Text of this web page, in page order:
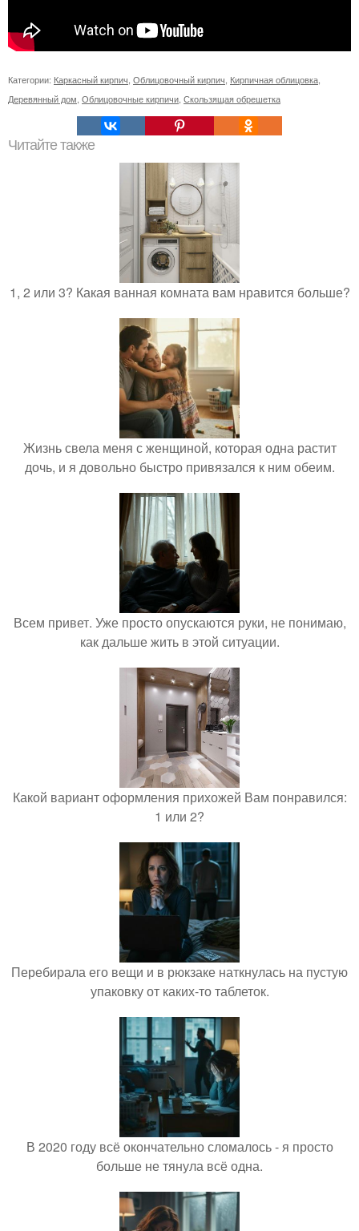
Категории: Каркасный кирпич Облицовочный кирпич Кирпичная облицовка
Деревянный дом Облицовочные кирпичи Скользящая обрешетка
Читайте также
1, 2 или 3? Какая ванная комната вам нравится больше?
Жизнь свела меня с женщиной, которая одна растит
дочь, и я довольно быстро привязался к ним обеим.
Всем привет. Уже просто опускаются руки, не понимаю,
как дальше жить в этой ситуации.
Какой вариант оформления прихожей Вам понравился:
1 или 2?
Перебирала его вещи и в рюкзаке наткнулась на пустую
упаковку от каких-то таблеток.
В 2020 году всё окончательно сломалось - я просто
больше не тянула всё одна.